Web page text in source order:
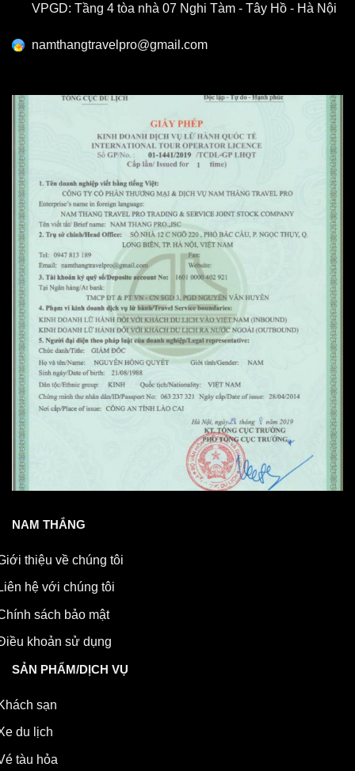
VPGD: Tầng 4 tòa nhà 07 Nghi Tàm - Tây Hồ - Hà Nội
namthangtravelpro@gmail.com
NAM THẮNG
thiệu về chúng tôi
hệ với chúng tôi
sách bảo mật
khoản sử dụng
SẢN PHẨM/DỊCH VỤ
sạn
du lịch
tàu hỏa